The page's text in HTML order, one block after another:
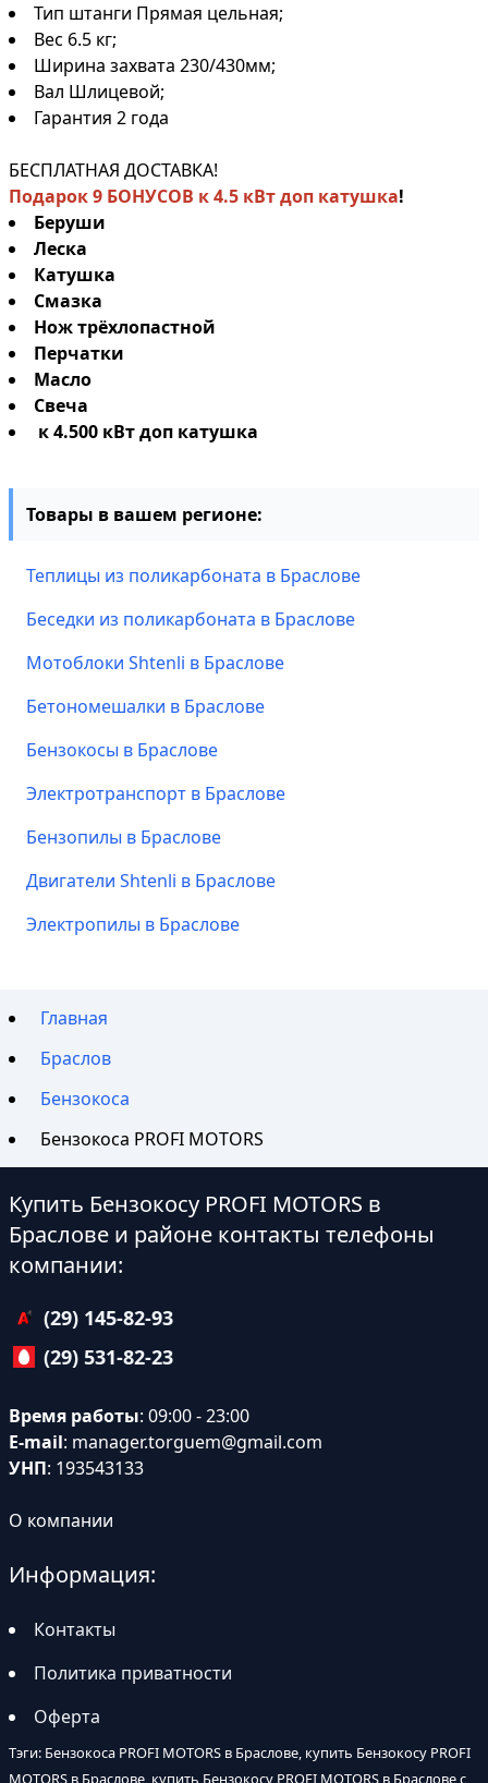
Тип штанги Прямая цельная;
Вес 6.5 кг;
Ширина захвата 230/430мм;
Вал Шлицевой;
Гарантия 2 года
БЕСПЛАТНАЯ ДОСТАВКА!
Подарок 9 БОНУСОВ к 4.5 кВт доп катушка!
Беруши
Леска
Катушка
Смазка
Нож трёхлопастной
Перчатки
Масло
Свеча
к 4.500 кВт доп катушка
Товары в вашем регионе:
Теплицы из поликарбоната в Браслове
Беседки из поликарбоната в Браслове
Мотоблоки Shtenli в Браслове
Бетономешалки в Браслове
Бензокосы в Браслове
Электротранспорт в Браслове
Бензопилы в Браслове
Двигатели Shtenli в Браслове
Электропилы в Браслове
Главная
Браслов
Бензокоса
Бензокоса PROFI MOTORS
Купить Бензокосу PROFI MOTORS в
Браслове и районе контакты телефоны
компании:
(29) 145-82-93
(29) 531-82-23
Время работы: 09:00 - 23:00
E-mail: manager.torguem@gmail.com
УНП: 193543133
О компании
Информация:
Контакты
Политика приватности
Оферта
Тэги: Бензокоса PROFI MOTORS в Браслове, купить Бензокосу PROFI
MOTORS в Браслове, купить Бензокосу PROFI MOTORS в Браслове с